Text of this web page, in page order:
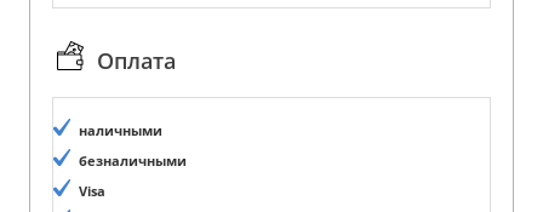
Оплата
наличными
безналичными
Visa